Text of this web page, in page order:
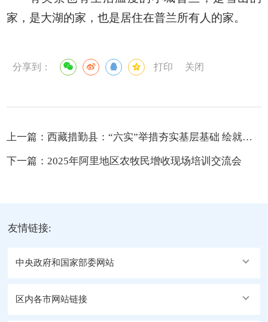
家，是大湖的家，也是居住在普兰所有人的家。
分享到： 打印 关闭
上一篇： 西藏措勤县：“六实”举措夯实基层基础 绘就边境和谐新画卷
下一篇：2025年阿里地区农牧民增收现场培训交流会
友情链接:
中央政府和国家部委网站
区内各市网站链接